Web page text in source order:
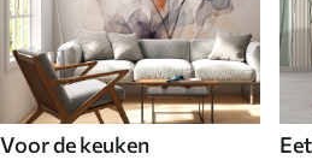
Voor de keuken